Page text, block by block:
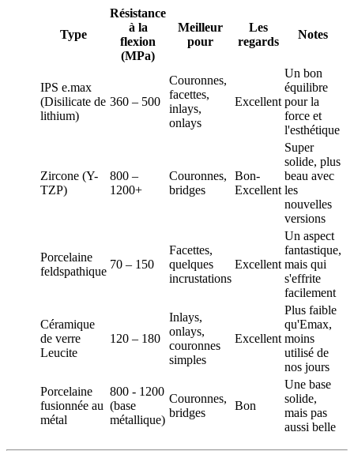
Type
Résistance
à la
flexion
(MPa)
Meilleur
pour
Les
regards
Notes
IPS e.max
(Disilicate de
lithium)
360 – 500
Couronnes,
facettes,
inlays,
onlays
Excellent
Un bon
équilibre
pour la
force et
l'esthétique
Zircone (Y-
TZP)
800 –
1200+
Couronnes,
bridges
Bon-
Excellent
Super
solide, plus
beau avec
les
nouvelles
versions
Porcelaine
feldspathique
70 – 150
Facettes,
quelques
incrustations
Excellent
Un aspect
fantastique,
mais qui
s'effrite
facilement
Céramique
de verre
Leucite
120 – 180
Inlays,
onlays,
couronnes
simples
Excellent
Plus faible
qu'Emax,
moins
utilisé de
nos jours
Porcelaine
fusionnée au
métal
800 - 1200
(base
métallique)
Couronnes,
bridges
Bon
Une base
solide,
mais pas
aussi belle